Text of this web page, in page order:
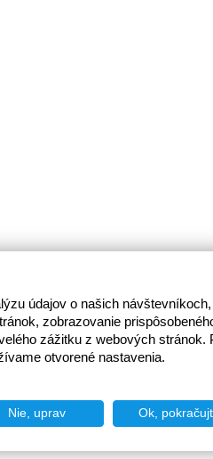
údajov o našich
zobrazovanie
zážitku z webových stránok.
otvorené nastavenia.
Nie, uprav Ok,